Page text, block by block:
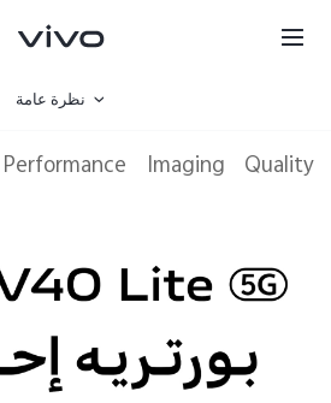
نظرة عامة
صالة العرض
Performance Imaging Quality